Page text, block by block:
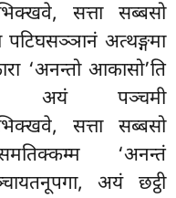
सत्ता सब्बसो
अत्थङ्गमा
‘अनन्तो आकासो’ति
अयं पञ्चमी
सत्ता सब्बसो
‘अनन्तं
अयं छट्ठी